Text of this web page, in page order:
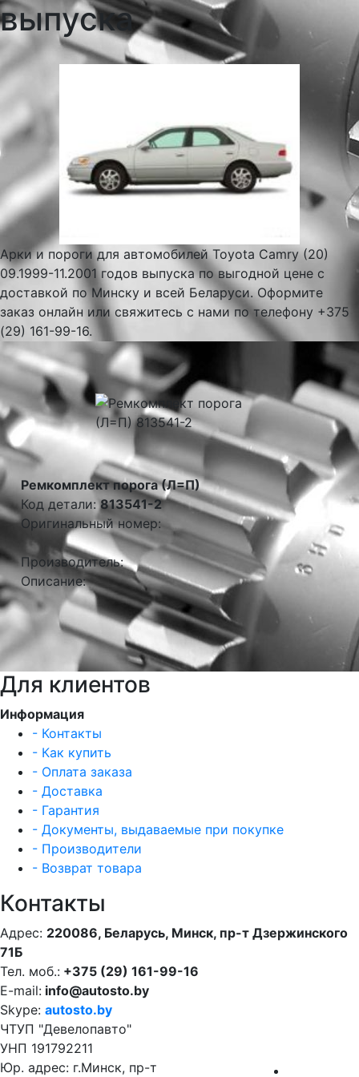
выпуска
Арки и пороги для автомобилей Toyota Camry (20)
09.1999-11.2001 годов выпуска по выгодной цене с
доставкой по Минску и всей Беларуси. Оформите
заказ онлайн или свяжитесь с нами по телефону +375
(29) 161-99-16.
Ремкомплект порога (Л=П)
Код детали:813541-2
Оригинальный номер:
Производитель:
Описание:
Для клиентов
Информация
- Контакты
- Как купить
- Оплата заказа
- Доставка
- Гарантия
- Документы, выдаваемые при покупке
- Производители
- Возврат товара
Контакты
Адрес: 220086, Беларусь, Минск, пр-т Дзержинского
71Б
Тел. моб.: +375 (29) 161-99-16
E-mail: info@autosto.by
Skype: autosto.by
ЧТУП "Девелопавто"
УНП 191792211
Юр. адрес: г.Минск, пр-т